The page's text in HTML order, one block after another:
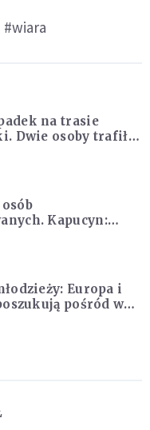
#wiara
na trasie
Dwie osoby trafiły
Kapucyn:
rzadko jest
Europa i
pośród was